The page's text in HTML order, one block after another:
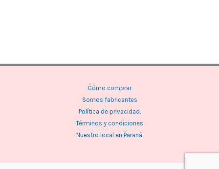
Cómo comprar
Somos fabricantes
Política de privacidad.
Términos y condiciones
Nuestro local en Paraná.